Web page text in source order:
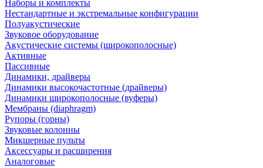
Наборы и комплекты
Нестандартные и экстремальные конфигурации
Полуакустические
Звуковое оборудование
Акустические системы (широкополосные)
Активные
Пассивные
Динамики, драйверы
Динамики высокочастотные (драйверы)
Динамики широкополосные (вуферы)
Мембраны (diaphragm)
Рупоры (горны)
Звуковые колонны
Микшерные пульты
Аксессуары и расширения
Аналоговые